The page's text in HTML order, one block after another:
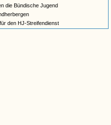
die Bündische Jugend
den HJ-Streifendienst